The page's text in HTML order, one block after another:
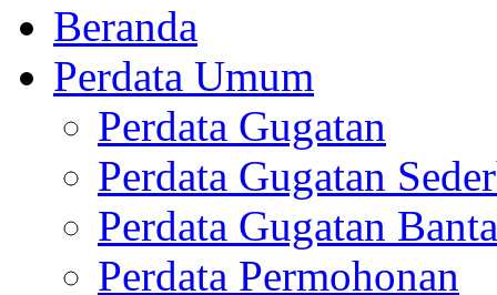
Beranda
Perdata Umum
Perdata Gugatan
Perdata Gugatan
Perdata Gugatan
Perdata Permohonan